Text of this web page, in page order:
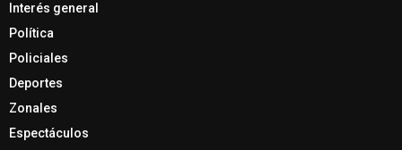
Interés general
Política
Policiales
Deportes
Zonales
Espectáculos